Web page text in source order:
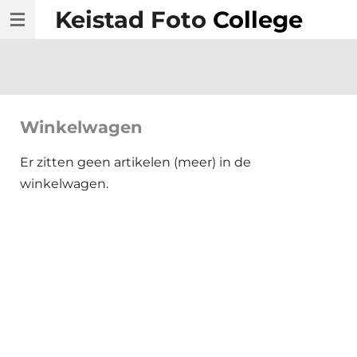
Ga
direct
Keistad Foto College
Winkelwagen
Er zitten geen artikelen (meer) in de
winkelwagen.